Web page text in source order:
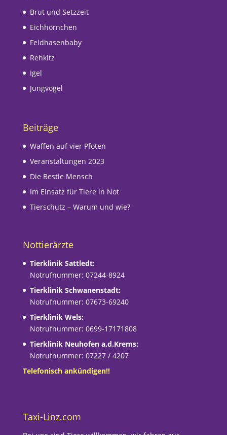
Brut und Setzzeit
Eichhörnchen
Feldhasenbaby
Rehkitz
Igel
Jungvögel
Beiträge
Waffen auf vier Pfoten
Veranstaltungen 2023
Die Bestie Mensch
Im Einsatz für Tiere in Not
Tierschutz – Warum und wie?
Nottierärzte
Tierklinik Sattledt:
Notrufnummer: 07244-8924
Tierklinik Schwanenstadt:
Notrufnummer: 07673-69240
Tierklinik Wels:
Notrufnummer: 0699-17171808
Tierklinik Neuhofen a.d.Krems:
Notrufnummer: 07227 / 4207
Telefonisch ankündigen!!
Taxi-Linz.com